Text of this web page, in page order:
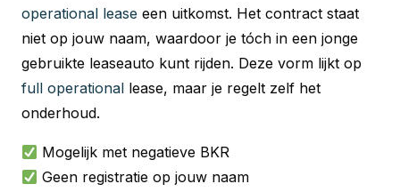
operational lease een uitkomst. Het contract staat
niet op jouw naam, waardoor je tóch in een jonge
gebruikte leaseauto kunt rijden. Deze vorm lijkt op
full operational lease, maar je regelt zelf het
onderhoud.
Mogelijk met negatieve BKR
Geen registratie op jouw naam